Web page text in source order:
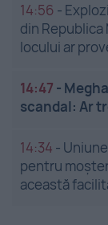
14:56 -
din
locului ar
14:47 -
scandal: Ar
14:34 -
pentru
această